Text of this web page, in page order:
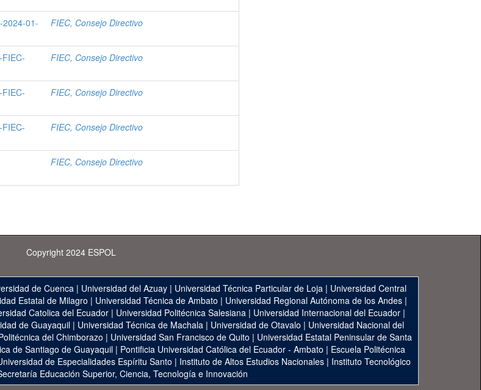
2024-01-
FIEC, Consejo Directivo
FIEC, Consejo Directivo
FIEC, Consejo Directivo
FIEC, Consejo Directivo
FIEC, Consejo Directivo
Copyright 2024 ESPOL
de Cuenca | Universidad del Azuay | Universidad Técnica Particular de Loja | Universidad Central
Estatal de Milagro | Universidad Técnica de Ambato | Universidad Regional Autónoma de los Andes|
Catolica del Ecuador| Universidad Politécnica Salesiana| Universidad Internacional del Ecuador|
de Guayaquil | Universidad Técnica de Machala | Universidad de Otavalo | Universidad Nacional del
del Chimborazo | Universidad San Francisco de Quito | Universidad Estatal Peninsular de Santa
de Santiago de Guayaquil | Pontificia Universidad Católica del Ecuador - Ambato | Escuela Politécnica
de Especialidades Espíritu Santo | Instituto de Altos Estudios Nacionales | Instituto Tecnológico
Educación Superior, Ciencia, Tecnología e Innovación